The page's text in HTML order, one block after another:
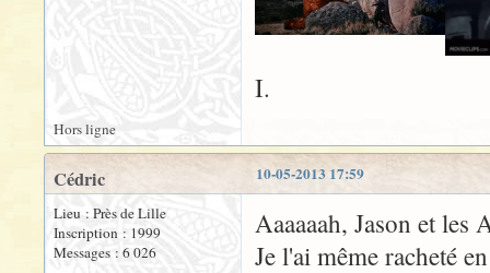
I.
Hors ligne
10-05-2013 17:59
Cédric
Lieu : Près de Lille
Inscription : 1999
Messages : 6 026
Aaaaaah, Jason et
Je l'ai même racheté